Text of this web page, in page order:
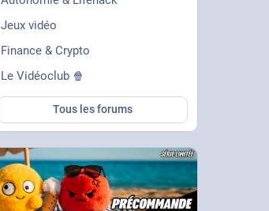
Jeux vidéo
Finance & Crypto
Le Vidéoclub 🍿
Tous les forums